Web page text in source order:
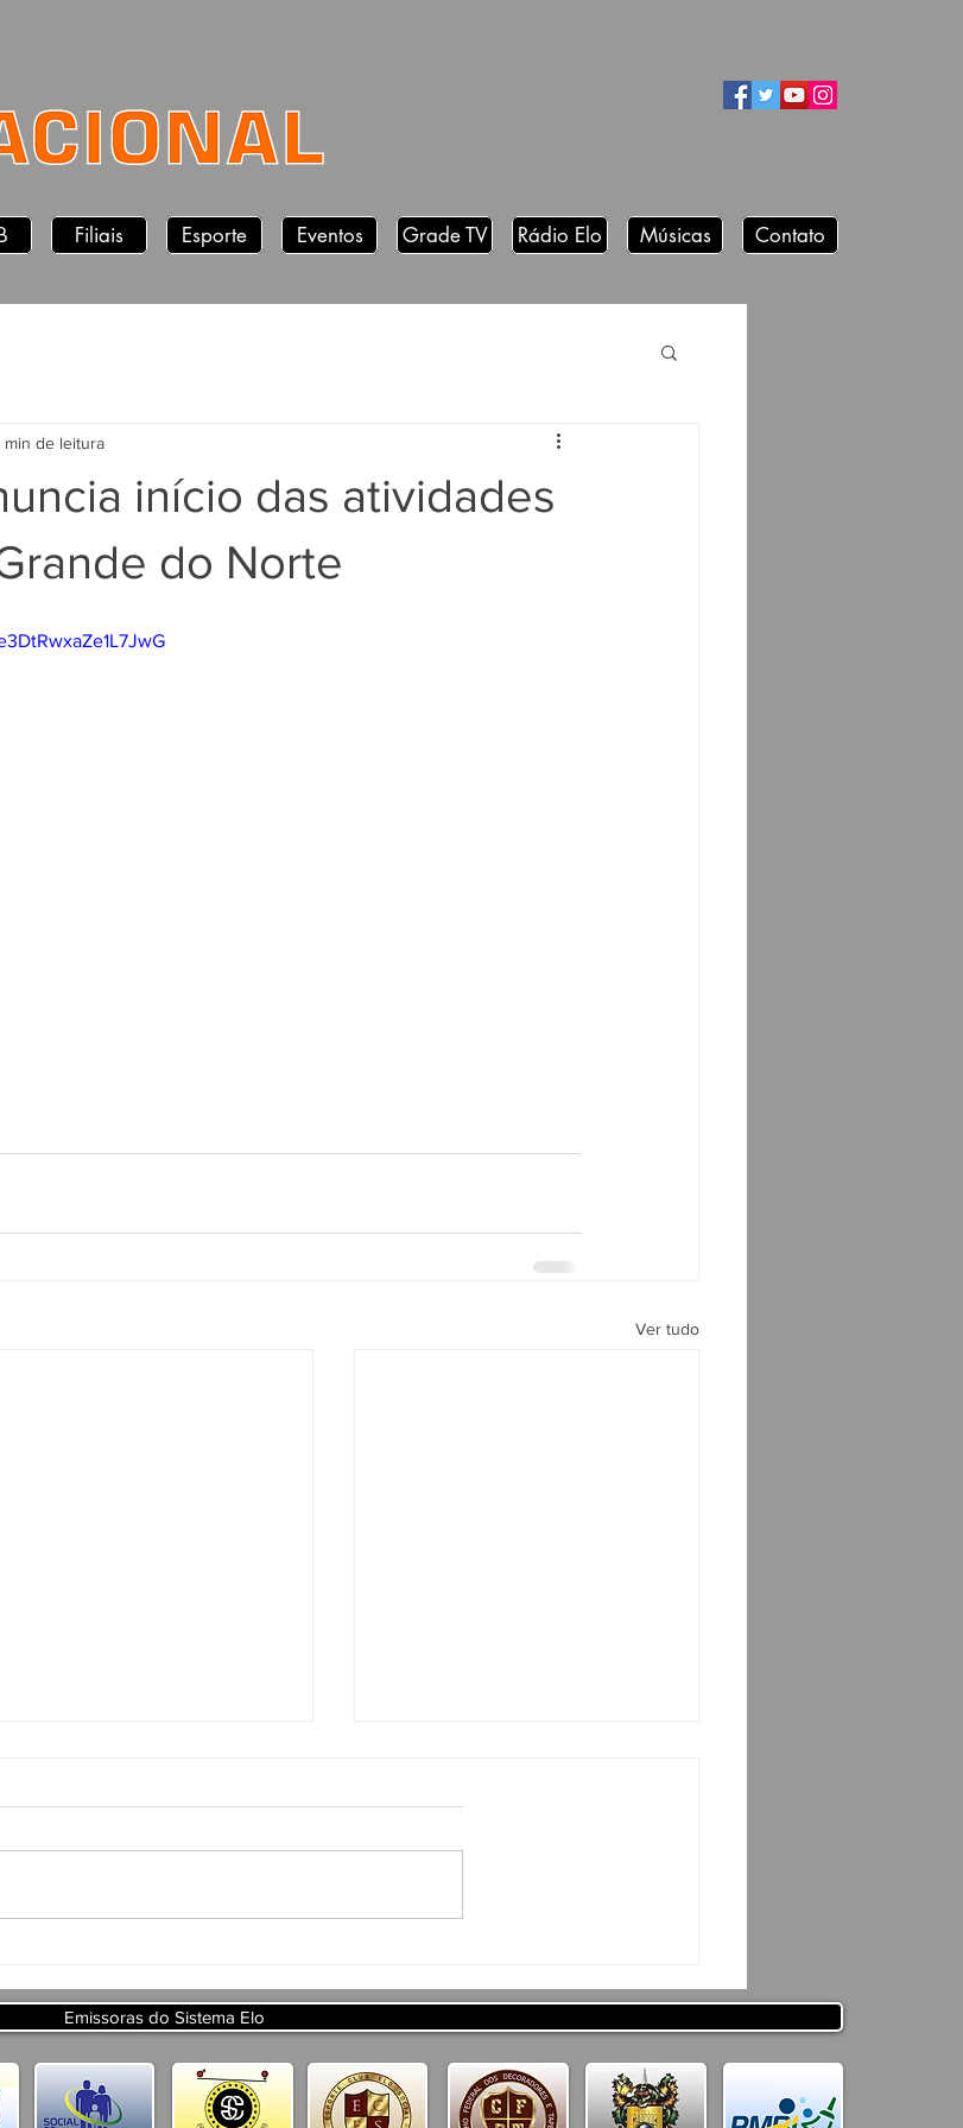
Filiais Esporte Eventos Grade TV Rádio Elo Músicas Contato
início das atividades
do Norte
min de leitura
Ver tudo
DE TURISMO E
DE ESTADO DE DESENV. E
DA PARAÍBA
Emissoras do Sistema Elo